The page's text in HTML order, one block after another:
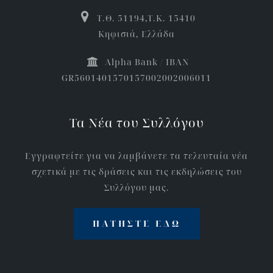
Τ.Θ. 51194,Τ.Κ. 15410
Κηφισιά, Ελλάδα
Αlpha Bank / IBAN
GR5601401570157002002006011
Τα Νέα του Συλλόγου
Εγγραφτείτε για να λαμβάνετε τα τελευταία νέα
σχετικά με τις δράσεις και τις εκδηλώσεις του
Συλλόγου μας.
ΠΑΤΉΣΤΕ ΕΔΏ